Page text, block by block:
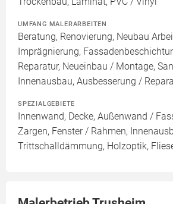
UMFANG MALERARBEITEN
Beratung, Renovierung, Neubau
Imprägnierung,
Reparatur, Neueinbau / Montage,
Innenausbau, Ausbesserung /
SPEZIALGEBIETE
Innenwand, Decke, Außenwand /
Zargen, Fenster / Rahmen,
Trittschalldämmung, Holzoptik,